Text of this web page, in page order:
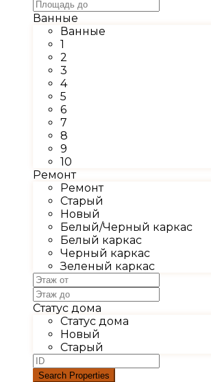
Ванные
Ванные
1
2
3
4
5
6
7
8
9
10
Ремонт
Ремонт
Старый
Новый
Белый/Черный каркас
Белый каркас
Черный каркас
Зеленый каркас
Статус дома
Статус дома
Новый
Старый